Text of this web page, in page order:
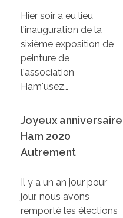
Hier soir a eu lieu
l'inauguration de la
sixième exposition de
peinture de
l'association
Ham'usez…
Joyeux anniversaire
Ham 2020
Autrement
Il y a un an jour pour
jour, nous avons
remporté les élections